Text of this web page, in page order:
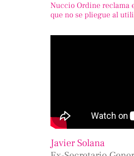
Nuccio Ordine reclama
que no se pliegue al
Javier Solana